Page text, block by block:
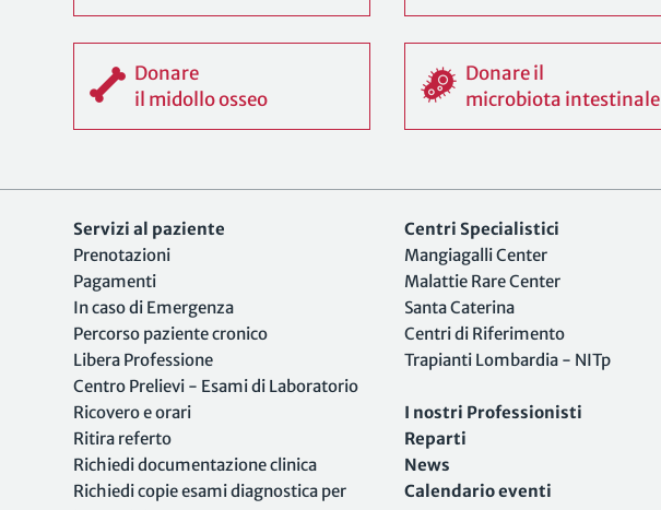
Donare
il midollo osseo
Donare il
microbiota intestinale
Servizi al paziente
Prenotazioni
Pagamenti
In caso di Emergenza
Percorso paziente cronico
Libera Professione
Centro Prelievi - Esami di Laboratorio
Ricovero e orari
Ritira referto
Richiedi documentazione clinica
Richiedi copie esami diagnostica per
Centri Specialistici
Mangiagalli Center
Malattie Rare Center
Santa Caterina
Centri di Riferimento
Trapianti Lombardia - NITp
I nostri Professionisti
Reparti
News
Calendario eventi